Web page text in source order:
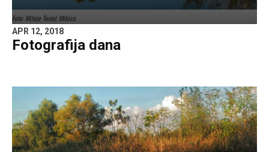
Foto: Miloje Tomić Mikica
APR 12, 2018
Fotografija dana